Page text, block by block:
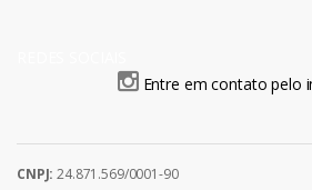
Entre em contato pelo
CNPJ: 24.871.569/0001-90